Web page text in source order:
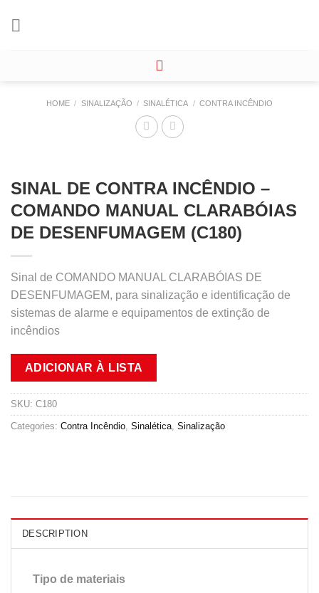
HOME / SINALIZAÇÃO / SINALÉTICA / CONTRA INCÊNDIO
SINAL DE CONTRA INCÊNDIO –
COMANDO MANUAL CLARABÓIAS
DE DESENFUMAGEM (C180)
Sinal de COMANDO MANUAL CLARABÓIAS DE
DESENFUMAGEM, para sinalização e identificação de
sistemas de alarme e equipamentos de extinção de
incêndios
ADICIONAR À LISTA
SKU: C180
Categories: Contra Incêndio Sinalética Sinalização
DESCRIPTION
Tipo de materiais